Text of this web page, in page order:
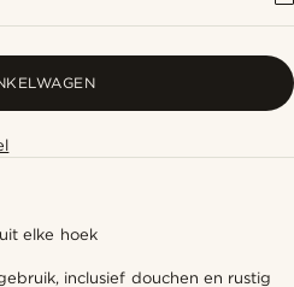
elke hoek
inclusief douchen en rustig